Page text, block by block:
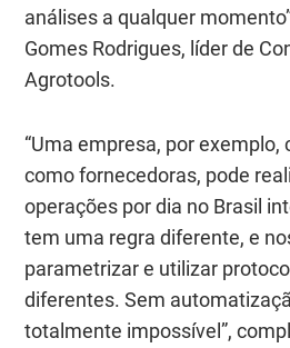
análises a qualquer
Gomes Rodrigues, líder de
Agrotools.
“Uma empresa, por
como fornecedoras, pode
operações por dia no Brasil
tem uma regra diferente, e
parametrizar e utilizar
diferentes. Sem
totalmente impossível”,